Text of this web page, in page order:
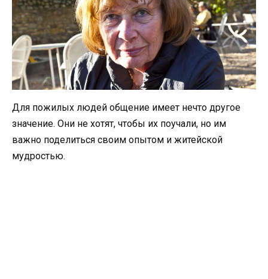
Для пожилых людей общение имеет нечто другое
значение. Они не хотят, чтобы их поучали, но им
важно поделиться своим опытом и житейской
мудростью.